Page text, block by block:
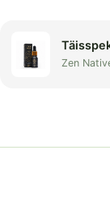
Zen